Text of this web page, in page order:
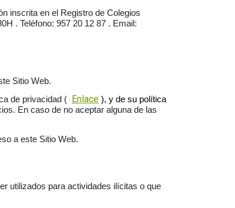
inscrita en el Registro de Colegios
. Teléfono: 957 20 12 87 . Email:
Sitio Web.
de privacidad (
Enlace ), y de su política
En caso de no aceptar alguna de las
a este Sitio Web.
utilizados para actividades ilícitas o que